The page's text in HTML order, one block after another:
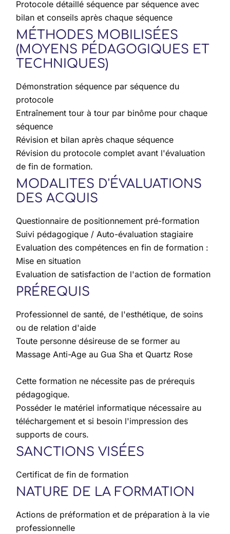
Protocole détaillé séquence par séquence avec
bilan et conseils après chaque séquence
MÉTHODES MOBILISÉES
(MOYENS PÉDAGOGIQUES ET
TECHNIQUES)
Démonstration séquence par séquence du
protocole
Entraînement tour à tour par binôme pour chaque
séquence
Révision et bilan après chaque séquence
Révision du protocole complet avant l'évaluation
de fin de formation.
MODALITES D'ÉVALUATIONS
DES ACQUIS
Questionnaire de positionnement pré-formation
Suivi pédagogique / Auto-évaluation stagiaire
Evaluation des compétences en fin de formation :
Mise en situation
Evaluation de satisfaction de l'action de formation
PRÉREQUIS
Professionnel de santé, de l'esthétique, de soins
ou de relation d'aide
Toute personne désireuse de se former au
Massage Anti-Age au Gua Sha et Quartz Rose
Cette formation ne nécessite pas de prérequis
pédagogique.
Posséder le matériel informatique nécessaire au
téléchargement et si besoin l'impression des
supports de cours.
SANCTIONS VISÉES
Certificat de fin de formation
NATURE DE LA FORMATION
Actions de préformation et de préparation à la vie
professionnelle